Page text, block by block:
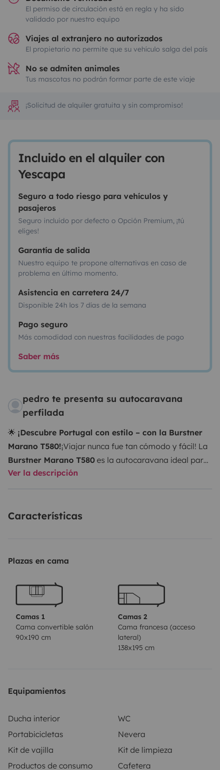
El permiso de circulación está en regla y ha sido
validado por nuestro equipo
Viajes al extranjero no autorizados
El propietario no permite que su vehículo salga del país
No se admiten animales
Tus mascotas no podrán formar parte de este viaje
¡Solicitud de alquiler gratuita y sin compromiso!
Incluido en el alquiler con
Yescapa
Seguro a todo riesgo para vehículos y
pasajeros
Seguro incluido por defecto o Opción Premium, ¡tú
eliges!
Garantía de salida
Nuestro equipo te propone alternativas en caso de
problema en último momento.
Asistencia en carretera 24/7
Disponible 24h los 7 días de la semana
Pago seguro
Más comodidad con nuestras facilidades de pago
Saber más
pedro te presenta su autocaravana
perfilada
🌟 ¡Descubre Portugal con estilo – con la Burstner
Marano T580!¡Viajar nunca fue tan cómodo y fácil! La
Burstner Marano T580 es la autocaravana ideal para
2 adultos y 1 niño
placentera, perfecta para recorrer el país sin
sentirte como en casa.
adicional para niño
Cocina equipada (fogones, nevera,
fregadero)
Baño con ducha y WC privado
auxiliar y amplio espacio de almacenamientoIdeal
para escapadas románticas o aventuras
Explora Portugal con total libertad y
Ver la descripción
Características
Plazas en cama
Camas 1
Cama convertible salón
90x190 cm
Camas 2
Cama francesa (acceso
lateral)
138x195 cm
Equipamientos
Ducha interior
WC
Portabicicletas
Nevera
Kit de vajilla
Kit de limpieza
Productos de consumo
Cafetera